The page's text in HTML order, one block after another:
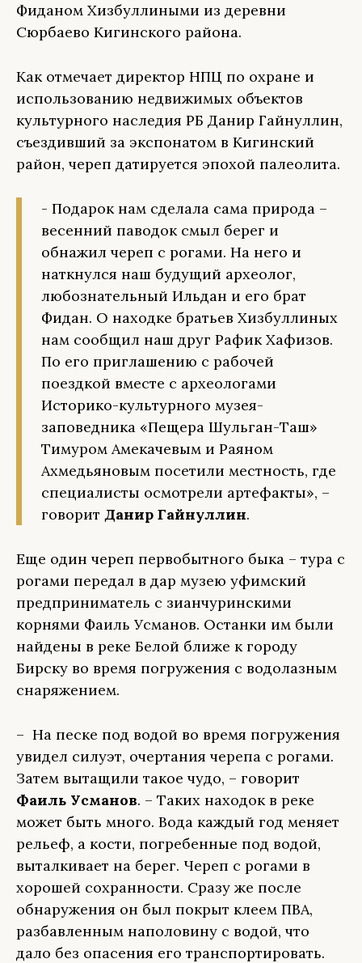
Фиданом Хизбуллиными из деревни
Сюрбаево Кигинского района.
Как отмечает директор НПЦ по охране и
использованию недвижимых объектов
культурного наследия РБ Данир Гайнуллин,
съездивший за экспонатом в Кигинский
район, череп датируется эпохой палеолита.
- Подарок нам сделала сама природа –
весенний паводок смыл берег и
обнажил череп с рогами. На него и
наткнулся наш будущий археолог,
любознательный Ильдан и его брат
Фидан. О находке братьев Хизбуллиных
нам сообщил наш друг Рафик Хафизов.
По его приглашению с рабочей
поездкой вместе с археологами
Историко-культурного музея-
заповедника «Пещера Шульган-Таш»
Тимуром Амекачевым и Раяном
Ахмедьяновым посетили местность, где
специалисты осмотрели артефакты», –
говорит Данир Гайнуллин.
Еще один череп первобытного быка – тура с
рогами передал в дар музею уфимский
предприниматель с зианчуринскими
корнями Фаиль Усманов. Останки им были
найдены в реке Белой ближе к городу
Бирску во время погружения с водолазным
снаряжением.
– На песке под водой во время погружения
увидел силуэт, очертания черепа с рогами.
Затем вытащили такое чудо, – говорит
Фаиль Усманов. – Таких находок в реке
может быть много. Вода каждый год меняет
рельеф, а кости, погребенные под водой,
выталкивает на берег. Череп с рогами в
хорошей сохранности. Сразу же после
обнаружения он был покрыт клеем ПВА,
разбавленным наполовину с водой, что
дало без опасения его транспортировать.